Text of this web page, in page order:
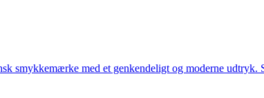
smykkemærke med et genkendeligt og moderne